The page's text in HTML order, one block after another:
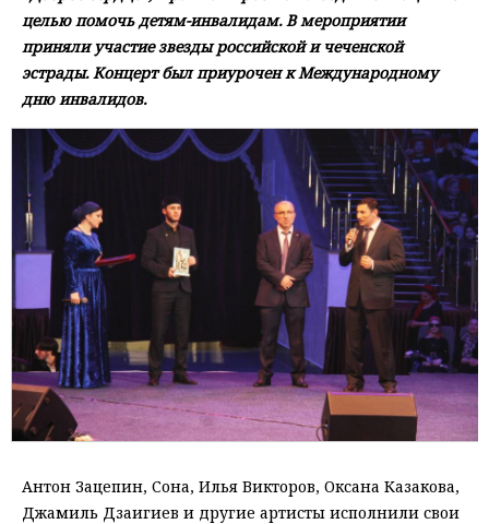
целью помочь детям-инвалидам. В мероприятии
приняли участие звезды российской и чеченской
эстрады. Концерт был приурочен к Международному
дню инвалидов.
Антон Зацепин, Сона, Илья Викторов, Оксана Казакова,
Джамиль Дзаигиев и другие артисты исполнили свои